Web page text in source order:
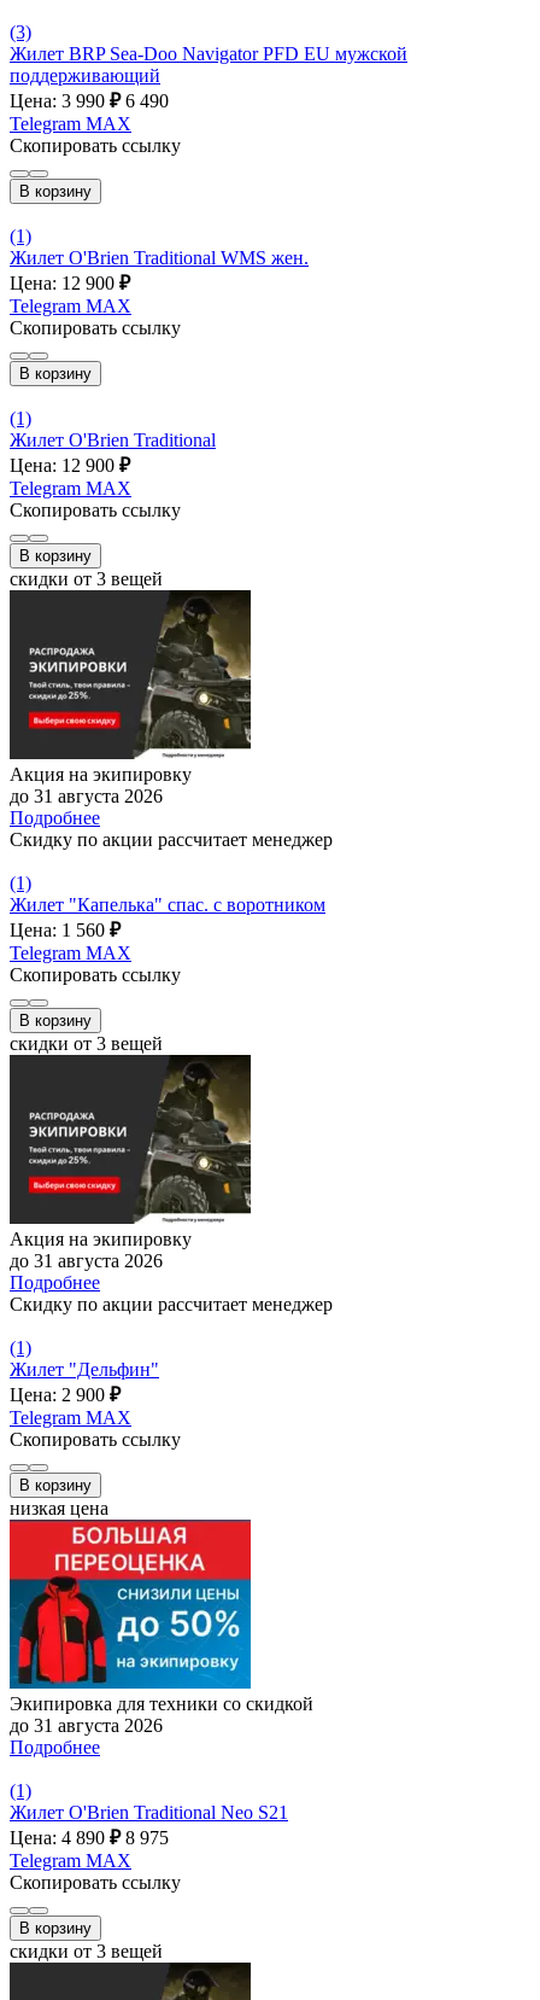
(3)
Жилет BRP Sea-Doo Navigator PFD EU мужской
поддерживающий
Цена: 3 990 ₽ 6 490
Telegram MAX
Скопировать ссылку
В корзину
(1)
Жилет O'Brien Traditional WMS жен.
Цена: 12 900 ₽
Telegram MAX
Скопировать ссылку
В корзину
(1)
Жилет O'Brien Traditional
Цена: 12 900 ₽
Telegram MAX
Скопировать ссылку
В корзину
скидки от 3 вещей
Акция на экипировку
до 31 августа 2026
Подробнее
Скидку по акции рассчитает менеджер
(1)
Жилет "Капелька" спас. c воротником
Цена: 1 560 ₽
Telegram MAX
Скопировать ссылку
В корзину
скидки от 3 вещей
Акция на экипировку
до 31 августа 2026
Подробнее
Скидку по акции рассчитает менеджер
(1)
Жилет "Дельфин"
Цена: 2 900 ₽
Telegram MAX
Скопировать ссылку
В корзину
низкая цена
Экипировка для техники со скидкой
до 31 августа 2026
Подробнее
(1)
Жилет O'Brien Traditional Neo S21
Цена: 4 890 ₽ 8 975
Telegram MAX
Скопировать ссылку
В корзину
скидки от 3 вещей